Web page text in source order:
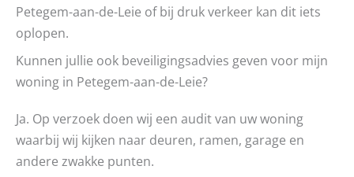
Petegem-aan-de-Leie of bij druk verkeer kan dit iets
oplopen.
Kunnen jullie ook beveiligingsadvies geven voor mijn
woning in Petegem-aan-de-Leie?
Ja. Op verzoek doen wij een audit van uw woning
waarbij wij kijken naar deuren, ramen, garage en
andere zwakke punten.